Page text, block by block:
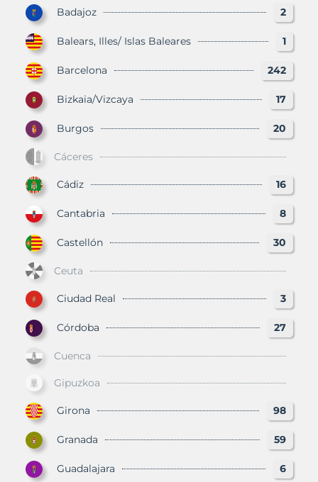
Badajoz 2
Balears, Illes/ Islas Baleares 1
Barcelona 242
Bizkaia/Vizcaya 17
Burgos 20
Cáceres
Cádiz 16
Cantabria 8
Castellón 30
Ceuta
Ciudad Real 3
Córdoba 27
Cuenca
Gipuzkoa
Girona 98
Granada 59
Guadalajara 6